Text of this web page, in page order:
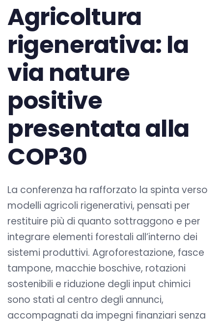
Agricoltura
rigenerativa: la
via nature
positive
presentata alla
COP30
La conferenza ha rafforzato la spinta verso
modelli agricoli rigenerativi, pensati per
restituire più di quanto sottraggono e per
integrare elementi forestali all’interno dei
sistemi produttivi. Agroforestazione, fasce
tampone, macchie boschive, rotazioni
sostenibili e riduzione degli input chimici
sono stati al centro degli annunci,
accompagnati da impegni finanziari senza